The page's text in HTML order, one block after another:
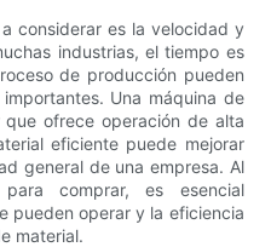
considerar es la velocidad y
industrias, el tiempo es
de producción pueden
Una máquina de
ofrece operación de alta
eficiente puede mejorar
general de una empresa. Al
comprar, es esencial
pueden operar y la eficiencia
material.